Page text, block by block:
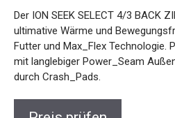
ultimative Wärme und
Futter und Max_Flex Technologie.
Gewässer mit langlebiger
extra Schutz durch Crash_Pads.
Preis prüfen